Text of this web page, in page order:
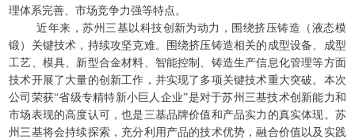
理体系完善、市场竞争力强等特点。
近年来，苏州三基以科技创新为动力，围绕挤压铸造（液态模
锻）关键技术，持续攻坚克难。围绕挤压铸造相关的成型设备、成型
工艺、模具、新型合金材料、智能控制、铸造生产信息化管理等方面
技术开展了大量的创新工作，并实现了多项关键技术重大突破。本次
公司荣获“省级专精特新小巨人企业”是对于苏州三基技术创新能力和
市场表现的高度认可，也是三基品牌价值和产品实力的真实体现。苏
州三基将会持续探索，充分利用产品的技术优势，融合价值以及实践